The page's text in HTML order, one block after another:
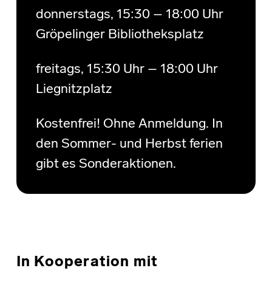
donnerstags, 15:30 – 18:00 Uhr
Gröpelinger Bibliotheksplatz
freitags, 15:30 Uhr – 18:00 Uhr
Liegnitzplatz
Kostenfrei! Ohne Anmeldung. In
den Sommer- und Herbst ferien
gibt es Sonderaktionen.
In Kooperation mit